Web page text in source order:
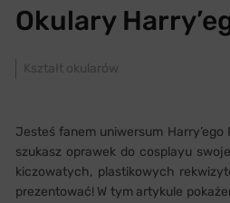
​​Okulary
Kształt okularów
Jesteś fanem uniwersum
szukasz oprawek do cosplayu
kiczowatych, plastikowych
prezentować! W tym artykule